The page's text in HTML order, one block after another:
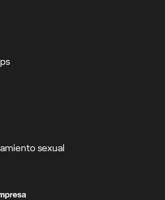
sexual